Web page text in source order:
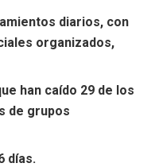
diarios, con
organizados,
han caído 29 de los
de grupos
días.